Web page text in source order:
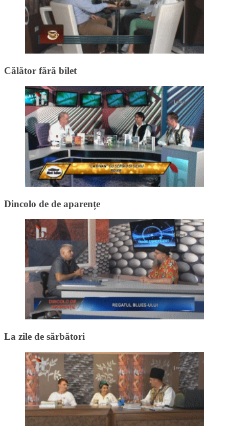
Călător fără bilet
Dincolo de de aparențe
La zile de sărbători